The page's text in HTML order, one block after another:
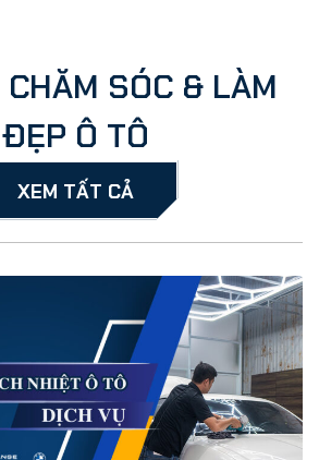
SÓC & LÀM
ĐẸP Ô TÔ
XEM TẤT CẢ